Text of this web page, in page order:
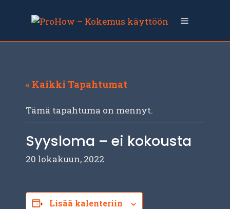
sisältöön
Valikko
« Kaikki Tapahtumat
Tämä tapahtuma on mennyt.
Syysloma – ei kokousta
20 lokakuun, 2022
Lisää kalenteriin